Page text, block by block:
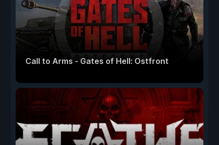
Call to Arms - Gates of Hell: Ostfront